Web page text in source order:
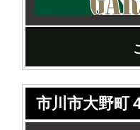
市川市大野町